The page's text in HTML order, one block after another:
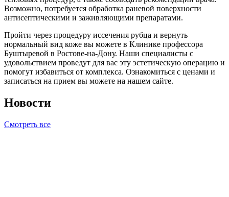
Возможно, потребуется обработка раневой поверхности
антисептическими и заживляющими препаратами.
Пройти через процедуру иссечения рубца и вернуть
нормальный вид коже вы можете в Клинике профессора
Буштыревой в Ростове-на-Дону. Наши специалисты с
удовольствием проведут для вас эту эстетическую операцию и
помогут избавиться от комплекса. Ознакомиться с ценами и
записаться на прием вы можете на нашем сайте.
Новости
Смотреть все